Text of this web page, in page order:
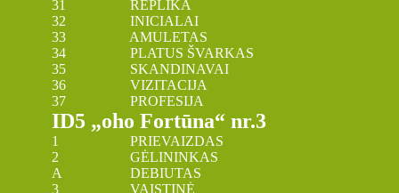
31 REPLIKA
32 INICIALAI
33 AMULETAS
34 PLATUS ŠVARKAS
35 SKANDINAVAI
36 VIZITACIJA
37 PROFESIJA
ID5 „oho Fortūna“ nr.3
1 PRIEVAIZDAS
2 GĖLININKAS
A DEBIUTAS
3 VAISTINĖ